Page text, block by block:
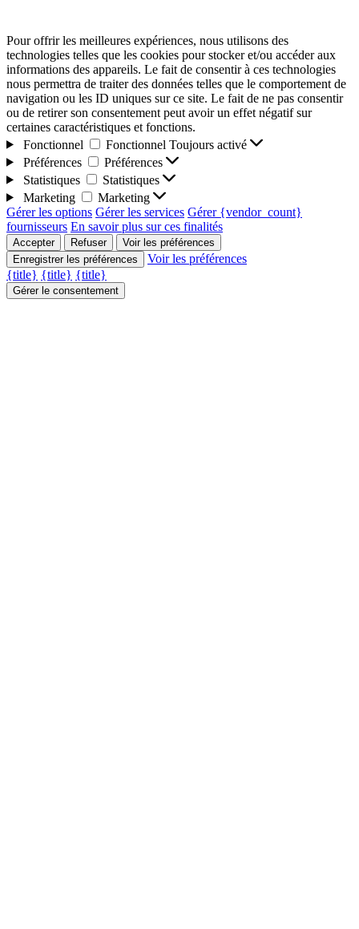
Pour offrir les meilleures expériences, nous utilisons des
technologies telles que les cookies pour stocker et/ou accéder aux
informations des appareils. Le fait de consentir à ces technologies
nous permettra de traiter des données telles que le comportement de
navigation ou les ID uniques sur ce site. Le fait de ne pas consentir
ou de retirer son consentement peut avoir un effet négatif sur
certaines caractéristiques et fonctions.
Fonctionnel
Fonctionnel Toujours activé
Préférences
Préférences
Statistiques
Statistiques
Marketing
Marketing
Gérer les options Gérer les services Gérer {vendor_count}
fournisseurs En savoir plus sur ces finalités
Accepter Refuser
Voir les préférences
Enregistrer les préférences
Voir les préférences
{title} {title} {title}
Gérer le consentement